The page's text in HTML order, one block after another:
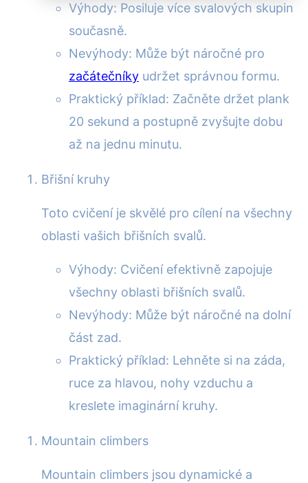
Výhody: Posiluje více svalových skupin
současně.
Nevýhody: Může být náročné pro
začátečníky udržet správnou formu.
Praktický příklad: Začněte držet plank
20 sekund a postupně zvyšujte dobu
až na jednu minutu.
Břišní kruhy
Toto cvičení je skvělé pro cílení na všechny
oblasti vašich břišních svalů.
Výhody: Cvičení efektivně zapojuje
všechny oblasti břišních svalů.
Nevýhody: Může být náročné na dolní
část zad.
Praktický příklad: Lehněte si na záda,
ruce za hlavou, nohy vzduchu a
kreslete imaginární kruhy.
Mountain climbers
Mountain climbers jsou dynamické a